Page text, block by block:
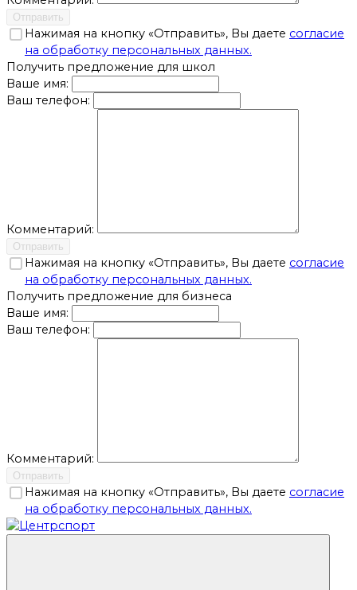
Отправить
Нажимая на кнопку «Отправить», Вы даете согласие
на обработку персональных данных.
Получить предложение для школ
Ваше имя:
Ваш телефон:
Комментарий:
Отправить
Нажимая на кнопку «Отправить», Вы даете согласие
на обработку персональных данных.
Получить предложение для бизнеса
Ваше имя:
Ваш телефон:
Комментарий:
Отправить
Нажимая на кнопку «Отправить», Вы даете согласие
на обработку персональных данных.